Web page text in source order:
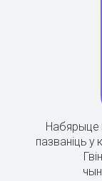
Набярыце
пазваніць у